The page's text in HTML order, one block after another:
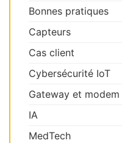
Bonnes pratiques
Capteurs
Cas client
Cybersécurité IoT
Gateway et modem
IA
MedTech